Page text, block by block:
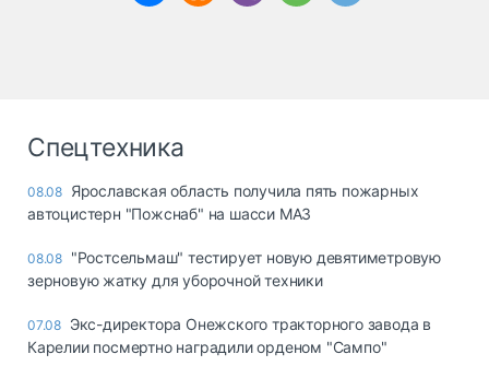
Спецтехника
08.08 Ярославская область получила пять пожарных
автоцистерн "Пожснаб" на шасси МАЗ
08.08 "Ростсельмаш" тестирует новую девятиметровую
зерновую жатку для уборочной техники
07.08 Экс-директора Онежского тракторного завода в
Карелии посмертно наградили орденом "Сампо"